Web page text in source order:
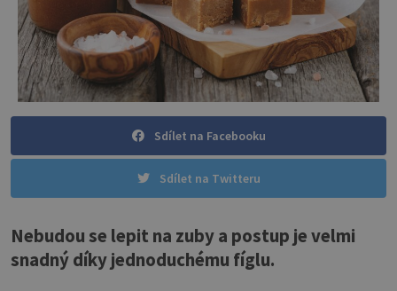
Sdílet na Facebooku
Sdílet na Twitteru
Nebudou se lepit na zuby a postup je velmi
snadný díky jednoduchému fíglu.